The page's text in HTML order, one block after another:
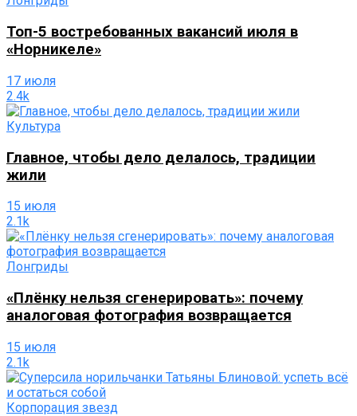
Топ-5 востребованных вакансий июля в
«Норникеле»
17 июля
2.4k
Культура
Главное, чтобы дело делалось, традиции
жили
15 июля
2.1k
Лонгриды
«Плёнку нельзя сгенерировать»: почему
аналоговая фотография возвращается
15 июля
2.1k
Корпорация звезд